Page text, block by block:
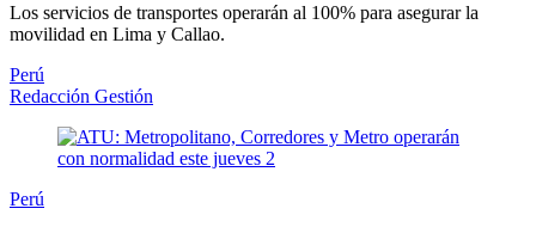
Los servicios de transportes operarán al 100% para asegurar la
movilidad en Lima y Callao.
Perú
Redacción Gestión
Perú